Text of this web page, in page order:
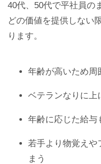
40代、50代で平社員の
どの価値を提供しない
ります。
年齢が高いため周
ベテランなりに上
年齢に応じた給与
若手より物覚えや
まう